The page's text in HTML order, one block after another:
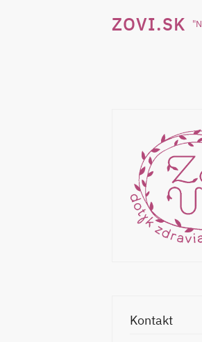
ZOVI.SK
Kontakt